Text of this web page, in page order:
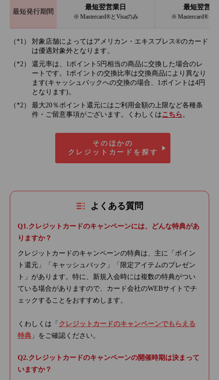
最短発行期間
最短翌営業日
※ Mastercard®とVisaのみ
最短翌営業
※ Mastercard®と
対象店舗によってはアメリカン・エキスプレス®のカード
は優遇対象外となります。
還元率は、1ポイント5円相当の商品に交換した場合のレ
ートです。1ポイントの交換比率は交換商品により異なり
ます(キャッシュバックへの交換の場合、1ポイントは4円
となります)。
最大20％ポイント還元にはご利用金額の上限など各種条
件・ご留意事項がございます。くわしくはこちら。
そのほかの
クレジットカードを探す
よくある質問
クレジットカードのキャンペーンには、どんな特典があ
りますか？
クレジットカードのキャンペーンの特典は、主に「ポイン
ト還元」「キャッシュバック」「限定アイテムのプレゼン
ト」があります。特に、新規入会時には複数の特典がつい
ている場合がありますので、カード会社のWEBサイトでチ
ェックすることをおすすめします。
くわしくは「 クレジットカードのキャンペーンでもらえる
特典 」をご確認ください。
クレジットカードのキャンペーンの開催時期は決まって
いますか？